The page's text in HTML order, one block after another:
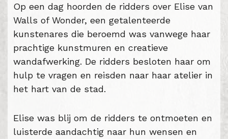
Op een dag hoorden de ridders over Elise van
Walls of Wonder, een getalenteerde
kunstenares die beroemd was vanwege haar
prachtige kunstmuren en creatieve
wandafwerking. De ridders besloten haar om
hulp te vragen en reisden naar haar atelier in
het hart van de stad.
Elise was blij om de ridders te ontmoeten en
luisterde aandachtig naar hun wensen en